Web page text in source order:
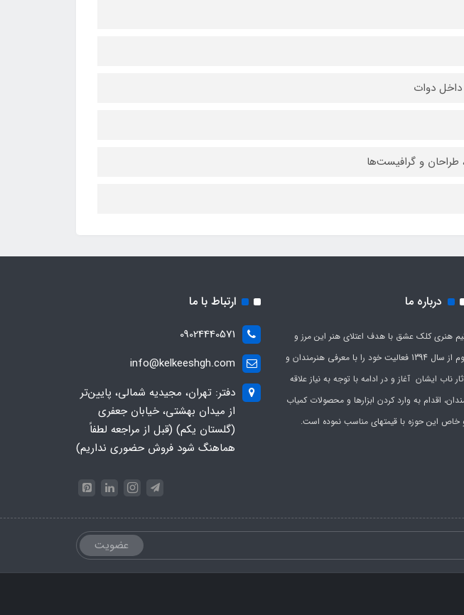
دوات
طراحان و گرافیست‌ها
درباره ما
هنری کلک عشق با هدف اعتلای هنر این مرز و
بوم از سال 1394 فعالیت خود را با معرفی هنرمندان و
ناب ایشان آغاز و در ادامه با توجه به نیاز علاقه
اقدام به وارد کردن ابزارها و محصولات کمیاب
خاص این حوزه با قیمتهای مناسب نموده است.
ارتباط با ما
09024440571
info@kelkeeshgh.com
دفتر: تهران، مجیدیه شمالی، پایین‌تر
از میدان بهشتی، خیابان جعفری
(گلستان یکم) (قبل از مراجعه لطفاً
هماهنگ شود فروش حضوری نداریم)
عضویت